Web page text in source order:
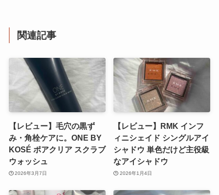
関連記事
【レビュー】毛穴の黒ず
み・角栓ケアに。ONE BY
KOSÉ ポアクリア スクラブ
ウォッシュ
2026年3月7日
【レビュー】RMK インフ
ィニシェイド シングルアイ
シャドウ 単色だけど主役級
なアイシャドウ
2026年1月4日